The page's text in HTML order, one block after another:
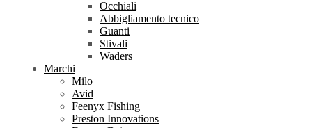
Occhiali
Abbigliamento tecnico
Guanti
Stivali
Waders
Marchi
Milo
Avid
Feenyx Fishing
Preston Innovations